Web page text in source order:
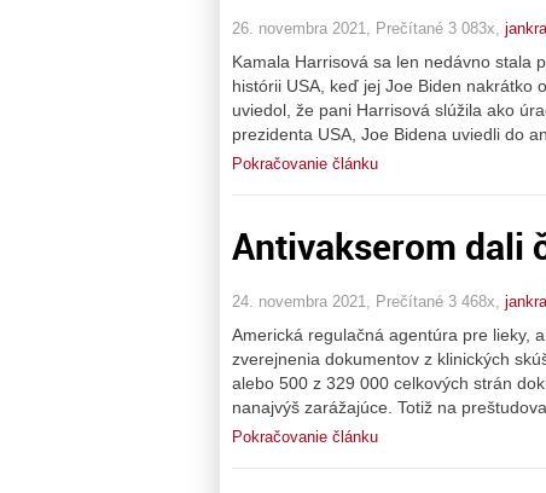
26. novembra 2021, Prečítané 3 083x,
Kamala Harrisová sa len nedávno stala
histórii USA, keď jej Joe Biden nakrátko
uviedol, že pani Harrisová slúžila ako
prezidenta USA, Joe Bidena uviedli do
Pokračovanie článku
Antivakserom dali
24. novembra 2021, Prečítané 3 468x,
Americká regulačná agentúra pre lieky,
zverejnenia dokumentov z klinických
alebo 500 z 329 000 celkových strán
nanajvýš zarážajúce. Totiž na
Pokračovanie článku